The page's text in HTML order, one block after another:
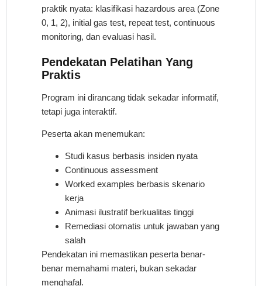
praktik nyata: klasifikasi hazardous area (Zone
0, 1, 2), initial gas test, repeat test, continuous
monitoring, dan evaluasi hasil.
Pendekatan Pelatihan Yang
Praktis
Program ini dirancang tidak sekadar informatif,
tetapi juga interaktif.
Peserta akan menemukan:
Studi kasus berbasis insiden nyata
Continuous assessment
Worked examples berbasis skenario
kerja
Animasi ilustratif berkualitas tinggi
Remediasi otomatis untuk jawaban yang
salah
Pendekatan ini memastikan peserta benar-
benar memahami materi, bukan sekadar
menghafal.